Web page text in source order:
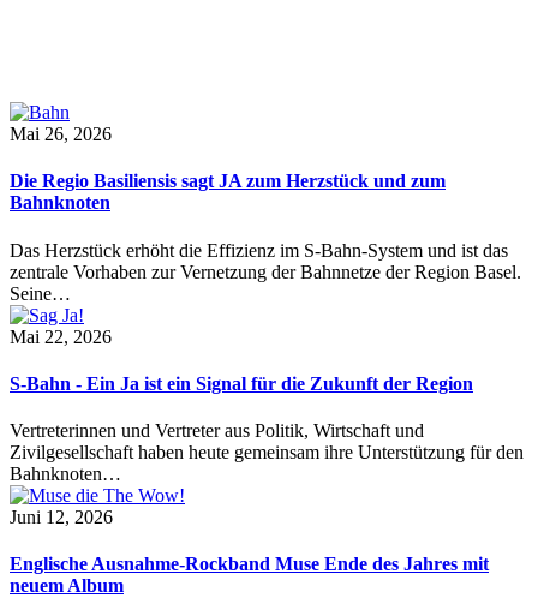
Mai 26, 2026
Die Regio Basiliensis sagt JA zum Herzstück und zum
Bahnknoten
Das Herzstück erhöht die Effizienz im S-Bahn-System und ist das
zentrale Vorhaben zur Vernetzung der Bahnnetze der Region Basel.
Seine…
Mai 22, 2026
S-Bahn - Ein Ja ist ein Signal für die Zukunft der Region
Vertreterinnen und Vertreter aus Politik, Wirtschaft und
Zivilgesellschaft haben heute gemeinsam ihre Unterstützung für den
Bahnknoten…
Juni 12, 2026
Englische Ausnahme-Rockband Muse Ende des Jahres mit
neuem Album